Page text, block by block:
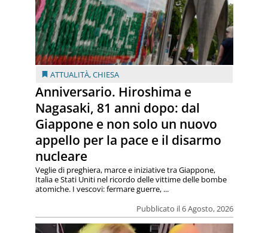
ATTUALITÀ,CHIESA
Anniversario. Hiroshima e
Nagasaki, 81 anni dopo: dal
Giappone e non solo un nuovo
appello per la pace e il disarmo
nucleare
Pubblicato il 6 Agosto, 2026
Veglie di preghiera, marce e iniziative tra Giappone,
Italia e Stati Uniti nel ricordo delle vittime delle bombe
atomiche. I vescovi: fermare guerre, ...